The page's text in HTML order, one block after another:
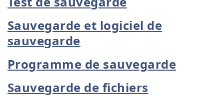
Sauvegarde et logiciel de
sauvegarde
Programme de sauvegarde
Sauvegarde de fichiers